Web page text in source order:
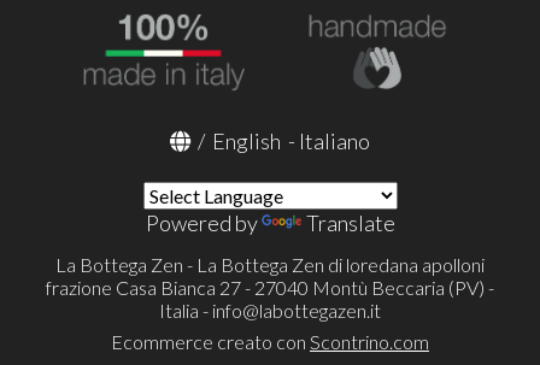
/ English - Italiano
Powered by Translate
La Bottega Zen - La Bottega Zen di loredana apolloni
frazione Casa Bianca 27 - 27040 Montù Beccaria (PV) -
Italia - info@labottegazen.it
Ecommerce creato con Scontrino.com